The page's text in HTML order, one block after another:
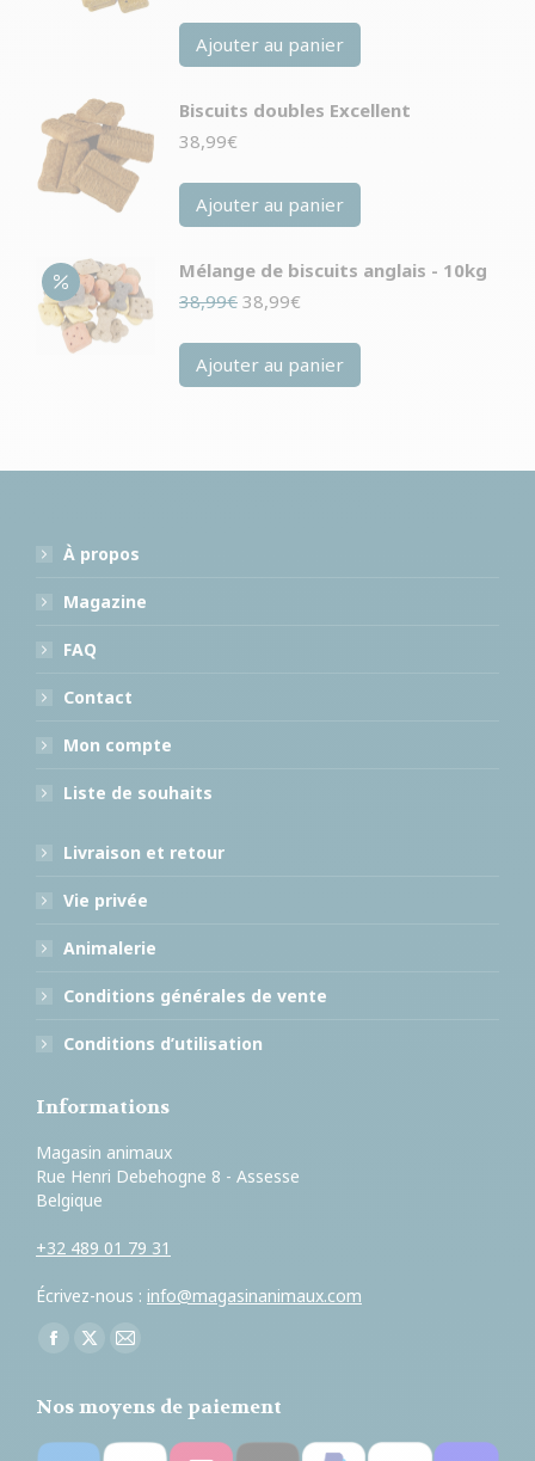
Ajouter au panier
Biscuits doubles Excellent
38,99€
Ajouter au panier
Mélange de biscuits anglais - 10kg
38,99€ Le
initial
était :
38,99€.
38,99€
actuel
est :
38,99€.
Ajouter au panier
À propos
Magazine
FAQ
Contact
Mon compte
Liste de souhaits
Livraison et retour
Vie privée
Animalerie
Conditions générales de vente
Conditions d’utilisation
Informations
Magasin animaux
Rue Henri Debehogne 8 - Assesse
Belgique
+32 489 01 79 31
Écrivez-nous : info@magasinanimaux.com
Trouvez nous sur :
Facebook
opens
in
X
opens
in
E-
page
opens
Nos moyens de paiement